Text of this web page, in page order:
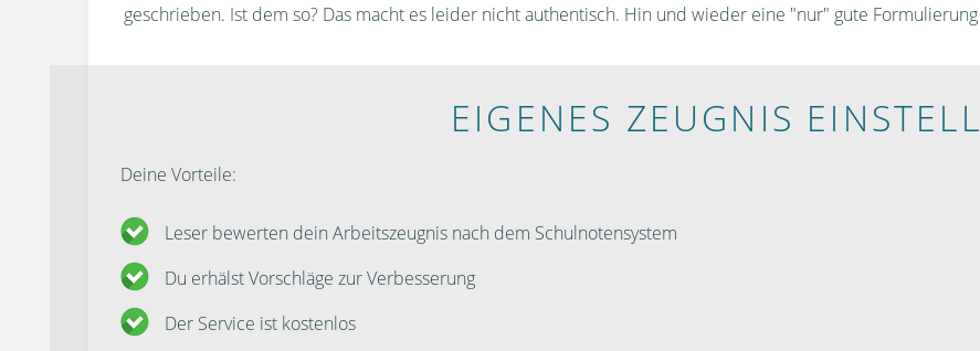
geschrieben. Ist dem so? Das macht es leider nicht authentisch. Hin und wieder eine "nur" gute
EIGENES ZEUGNIS
Deine Vorteile:
Leser bewerten dein Arbeitszeugnis nach dem Schulnotensystem
Du erhälst Vorschläge zur Verbesserung
Der Service ist kostenlos